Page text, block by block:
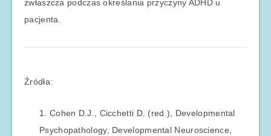
zwłaszcza podczas określania przyczyny ADHD u
pacjenta.
Źródła:
Cohen D.J., Cicchetti D. (red.), Developmental
Psychopathology, Developmental Neuroscience,